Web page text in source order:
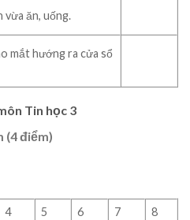
vừa ăn, uống.
mắt hướng ra cửa sổ
Tin học 3
(4 điểm)
4 5 6 7
8